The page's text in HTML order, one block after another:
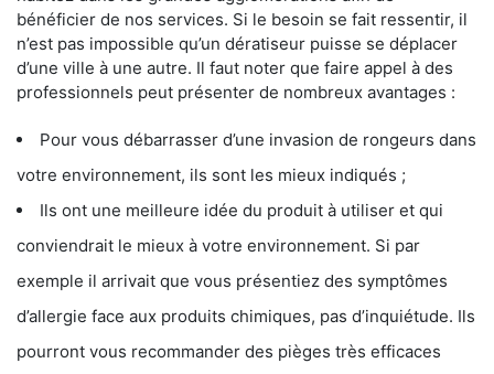
bénéficier de nos services. Si le besoin se fait ressentir, il
n’est pas impossible qu’un dératiseur puisse se déplacer
d’une ville à une autre. Il faut noter que faire appel à des
professionnels peut présenter de nombreux avantages :
Pour vous débarrasser d’une invasion de rongeurs dans
votre environnement, ils sont les mieux indiqués ;
Ils ont une meilleure idée du produit à utiliser et qui
conviendrait le mieux à votre environnement. Si par
exemple il arrivait que vous présentiez des symptômes
d’allergie face aux produits chimiques, pas d’inquiétude. Ils
pourront vous recommander des pièges très efficaces